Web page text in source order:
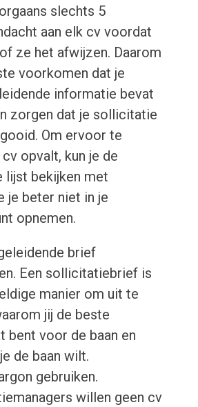
slechts 5
aan elk cv voordat
ze het afwijzen. Daarom
voorkomen dat je
informatie bevat
zorgen dat je sollicitatie
Om ervoor te
opvalt, kun je de
lijst bekijken met
je beter niet in je
opnemen.
brief
Een sollicitatiebrief is
manier om uit te
jij de beste
bent voor de baan en
de baan wilt.
gebruiken.
willen geen cv